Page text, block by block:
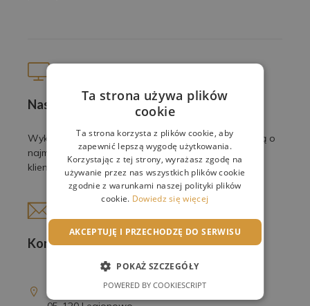
Nasze prace
Wykonujemy profesjonalne usługi z pasją i dbałością o
najmniejsze detale, by spełnić oczekiwania naszych
klientów.
Kontakt
ul. T. Kościuszki 16D
Ta strona używa plików
cookie
Ta strona korzysta z plików cookie, aby
zapewnić lepszą wygodę użytkowania.
Korzystając z tej strony, wyrażasz zgodę na
używanie przez nas wszystkich plików cookie
zgodnie z warunkami naszej polityki plików
cookie. Dowiedz się więcej
AKCEPTUJĘ I PRZECHODZĘ DO SERWISU
POKAŻ SZCZEGÓŁY
POWERED BY COOKIESCRIPT